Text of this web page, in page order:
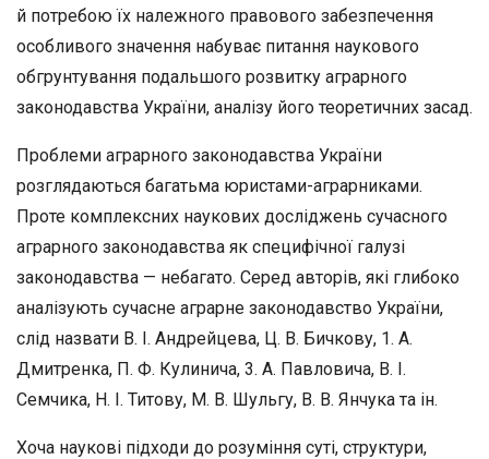
й потре­бою їх належного правового забезпечення
особливого значення на­буває питання наукового
обгрунтування подальшого розвитку аг­рарного
законодавства України, аналізу його теоретичних засад.
Проблеми аграрного законодавства України
розглядаються ба­гатьма юристами-аграрниками.
Проте комплексних наукових дос­ліджень сучасного
аграрного законодавства як специфічної галузі
законодавства — небагато. Серед авторів, які глибоко
аналізують су­часне аграрне законодавство України,
слід назвати В. І. Андрейце­ва, Ц. В. Бичкову, 1. А.
Дмитренка, П. Ф. Кулинича, 3. А. Павло­вича, В. І.
Семчика, Н. І. Титову, М. В. Шульгу, В. В. Янчука та ін.
Хоча наукові підходи до розуміння суті, структури,